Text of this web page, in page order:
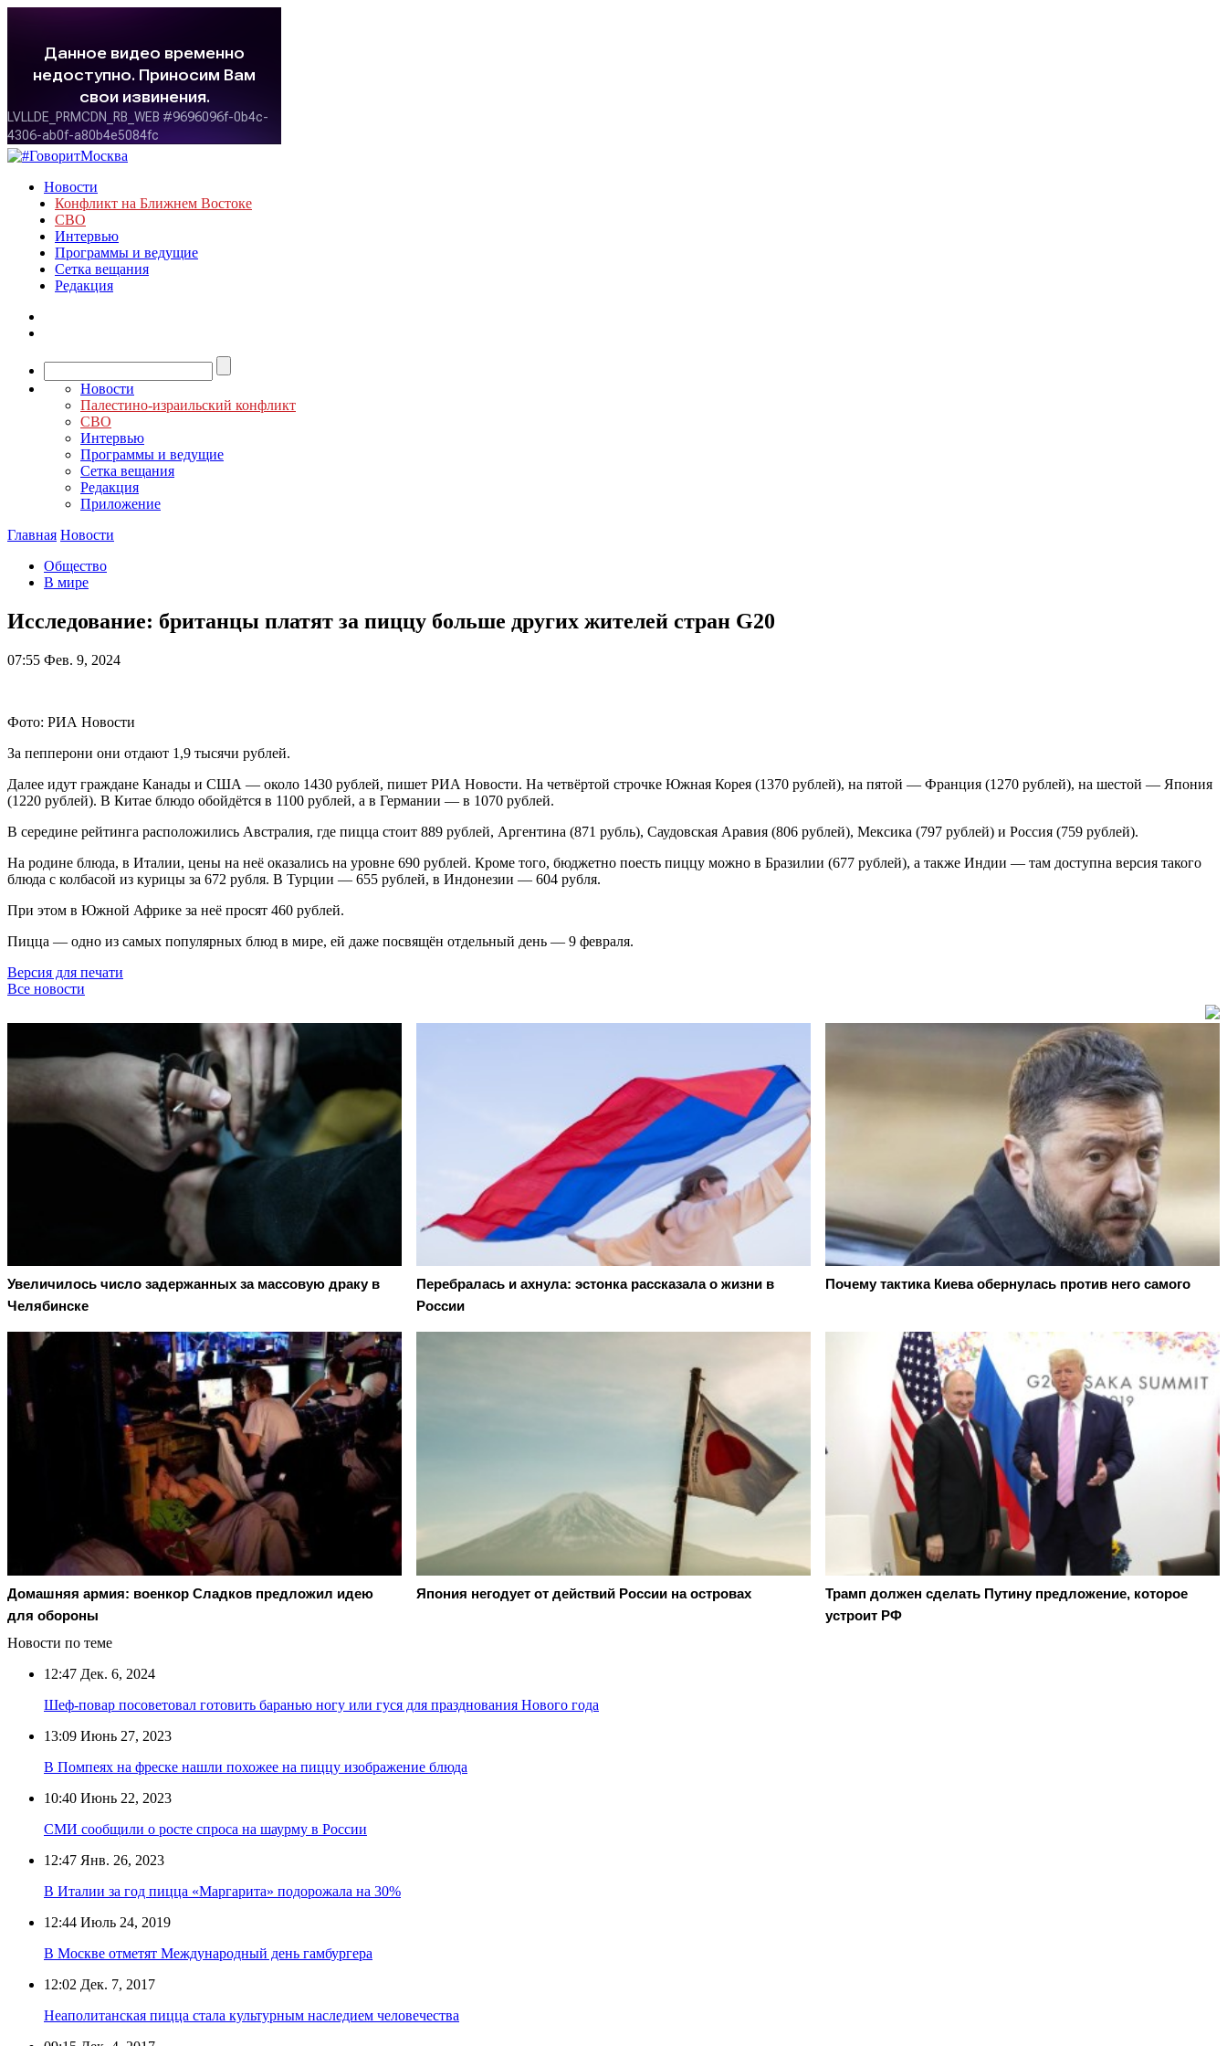
Новости
Конфликт на Ближнем Востоке
СВО
Интервью
Программы и ведущие
Сетка вещания
Редакция
Новости
Палестино-израильский конфликт
СВО
Интервью
Программы и ведущие
Сетка вещания
Редакция
Приложение
Главная Новости
Общество
В мире
Исследование: британцы платят за пиццу больше других жителей стран G20
07:55 Фев. 9, 2024
Фото: РИА Новости
За пепперони они отдают 1,9 тысячи рублей.
Далее идут граждане Канады и США — около 1430 рублей, пишет РИА Новости. На четвёртой строчке Южная Корея (1370 рублей), на пятой — Франция (1270 рублей), на шестой — Япония
(1220 рублей). В Китае блюдо обойдётся в 1100 рублей, а в Германии — в 1070 рублей.
В середине рейтинга расположились Австралия, где пицца стоит 889 рублей, Аргентина (871 рубль), Саудовская Аравия (806 рублей), Мексика (797 рублей) и Россия (759 рублей).
На родине блюда, в Италии, цены на неё оказались на уровне 690 рублей. Кроме того, бюджетно поесть пиццу можно в Бразилии (677 рублей), а также Индии — там доступна версия такого
блюда с колбасой из курицы за 672 рубля. В Турции — 655 рублей, в Индонезии — 604 рубля.
При этом в Южной Африке за неё просят 460 рублей.
Пицца — одно из самых популярных блюд в мире, ей даже посвящён отдельный день — 9 февраля.
Версия для печати
Все новости
Увеличилось число задержанных за массовую драку в
Челябинске
Перебралась и ахнула: эстонка рассказала о жизни в
России
Почему тактика Киева обернулась против него самого
Домашняя армия: военкор Сладков предложил идею
для обороны
Япония негодует от действий России на островах
Трамп должен сделать Путину предложение, которое
устроит РФ
Новости по теме
12:47 Дек. 6, 2024
Шеф-повар посоветовал готовить баранью ногу или гуся для празднования Нового года
13:09 Июнь 27, 2023
В Помпеях на фреске нашли похожее на пиццу изображение блюда
10:40 Июнь 22, 2023
СМИ сообщили о росте спроса на шаурму в России
12:47 Янв. 26, 2023
В Италии за год пицца «Маргарита» подорожала на 30%
12:44 Июль 24, 2019
В Москве отметят Международный день гамбургера
12:02 Дек. 7, 2017
Неаполитанская пицца стала культурным наследием человечества